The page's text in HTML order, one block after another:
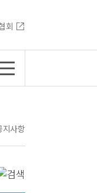
회
사항